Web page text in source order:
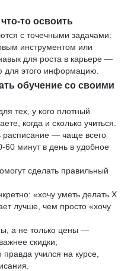
то освоить
с точечными задачами:
инструментом или
для роста в карьере —
для этого информацию.
обучение со своими
тех, у кого плотный
когда и сколько учиться.
расписание — чаще всего
60 минут в день в удобное
сделать правильный
«хочу уметь делать X
лучше, чем просто «хочу
а не только цены —
скидки;
правда учился на курсе,